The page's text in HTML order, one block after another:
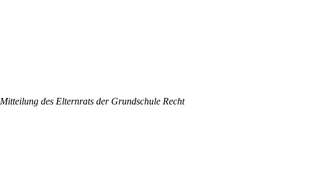
Mitteilung des Elternrats der Grundschule Recht